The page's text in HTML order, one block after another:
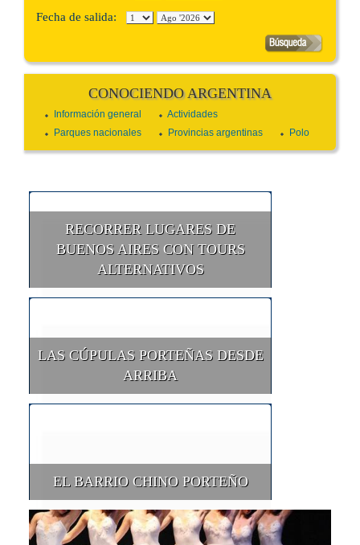
Fecha de salida:
CONOCIENDO ARGENTINA
Información general
Actividades
Parques nacionales
Provincias argentinas Polo
RECORRER LUGARES DE
BUENOS AIRES CON TOURS
ALTERNATIVOS
LAS CÚPULAS PORTEÑAS DESDE
ARRIBA
EL BARRIO CHINO PORTEÑO